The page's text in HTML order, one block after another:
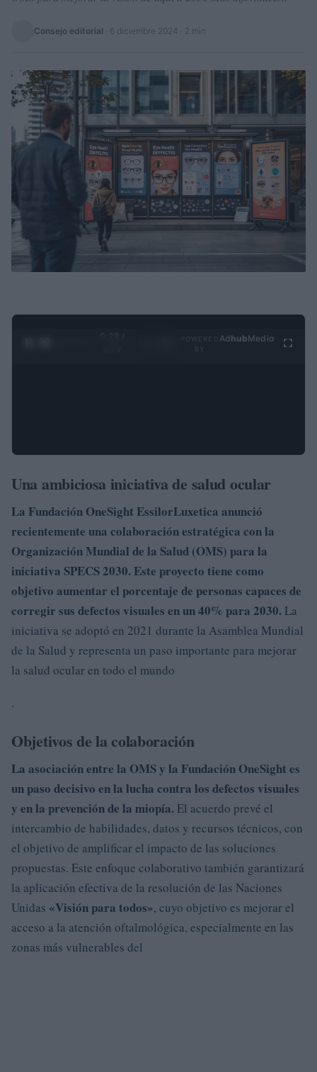
Consejo editorial 6 diciembre 2024 · 2 min
0:29 /
Ad hubMedia
Una ambiciosa iniciativa de salud ocular
La Fundación OneSight EssilorLuxetica anunció
recientemente una colaboración estratégica con la
Organización Mundial de la Salud (OMS) para la
iniciativa SPECS 2030. Este proyecto tiene como
objetivo aumentar el porcentaje de personas capaces de
corregir sus defectos visuales en un 40% para 2030. La
iniciativa se adoptó en 2021 durante la Asamblea Mundial
de la Salud y representa un paso importante para mejorar
la salud ocular en todo el mundo
.
Objetivos de la colaboración
La asociación entre la OMS y la Fundación OneSight es
un paso decisivo en la lucha contra los defectos visuales
y en la prevención de la miopía. El acuerdo prevé el
intercambio de habilidades, datos y recursos técnicos, con
el objetivo de amplificar el impacto de las soluciones
propuestas. Este enfoque colaborativo también garantizará
la aplicación efectiva de la resolución de las Naciones
Unidas «Visión para todos», cuyo objetivo es mejorar el
acceso a la atención oftalmológica, especialmente en las
zonas más vulnerables del